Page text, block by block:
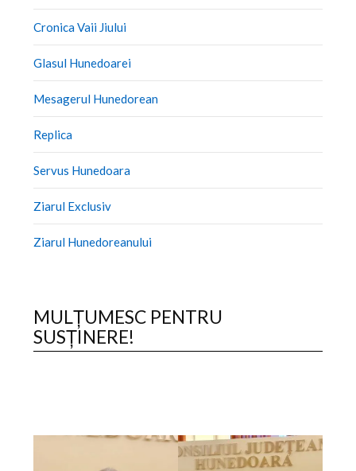
Cronica Vaii Jiului
Glasul Hunedoarei
Mesagerul Hunedorean
Replica
Servus Hunedoara
Ziarul Exclusiv
Ziarul Hunedoreanului
MULȚUMESC PENTRU
SUSȚINERE!